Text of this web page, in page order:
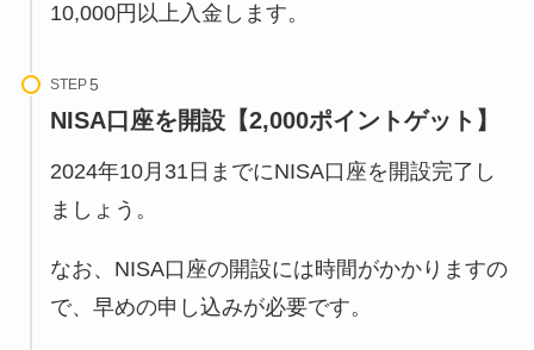
10,000円以上入金します。
STEP
NISA口座を開設【2,000ポイントゲット】
2024年10月31日までにNISA口座を開設完了し
ましょう。
なお、NISA口座の開設には時間がかかりますの
で、早めの申し込みが必要です。